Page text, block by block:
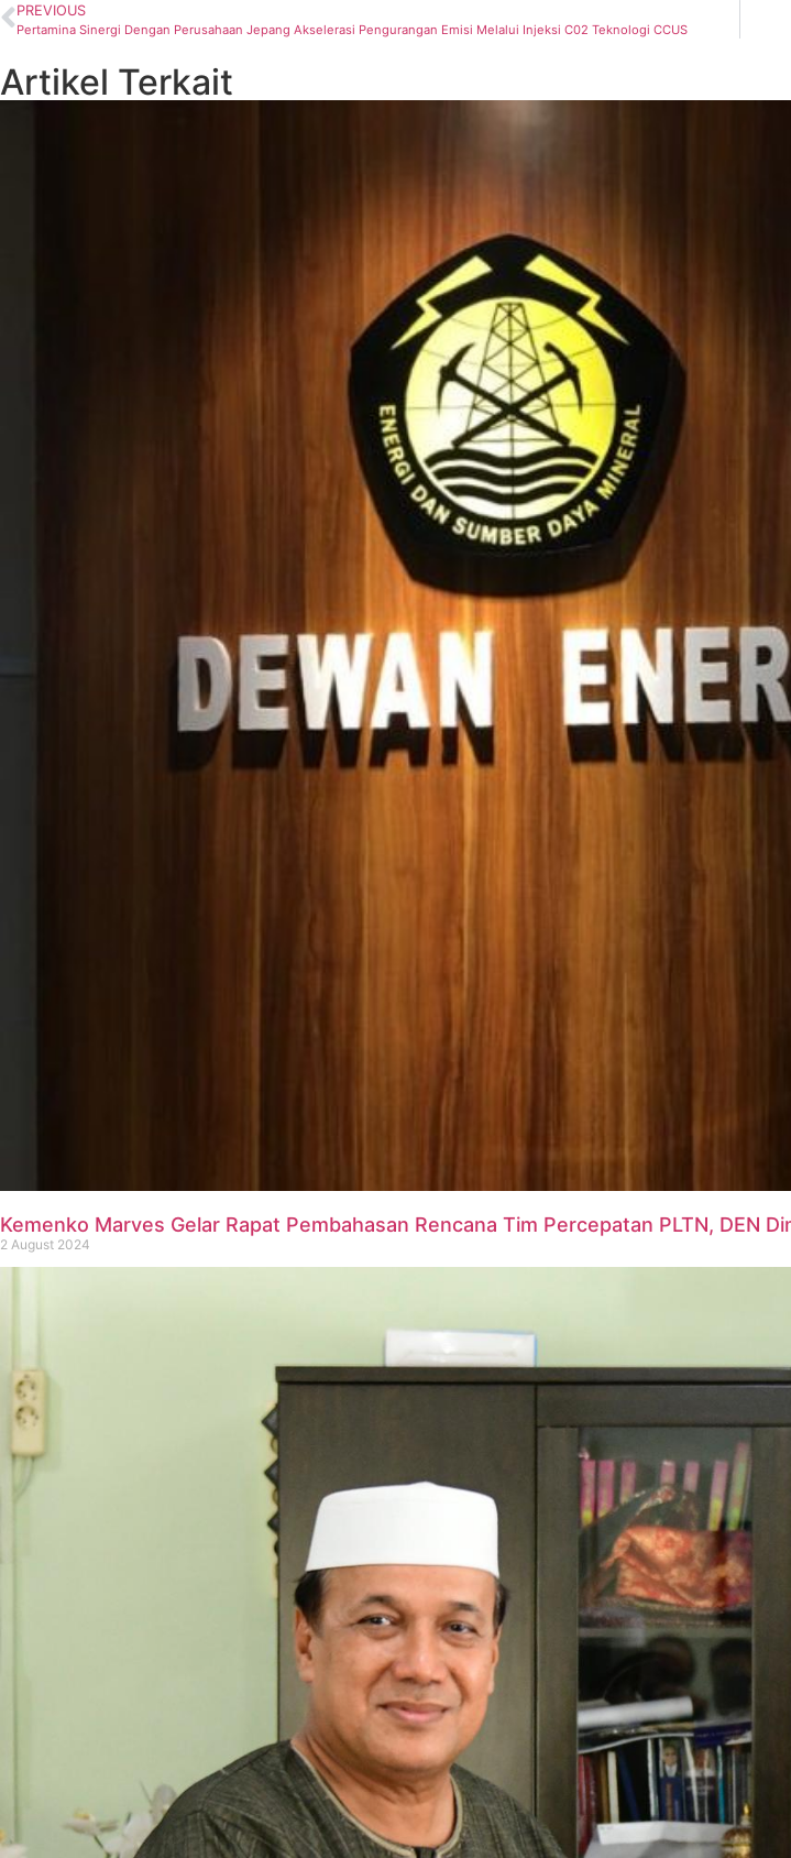
PREVIOUS
Pertamina Sinergi Dengan Perusahaan Jepang Akselerasi Pengurangan Emisi Melalui Injeksi C02 Teknologi CCUS
Artikel Terkait
Kemenko Marves Gelar Rapat Pembahasan Rencana Tim Percepatan PLTN, DEN
2 August 2024